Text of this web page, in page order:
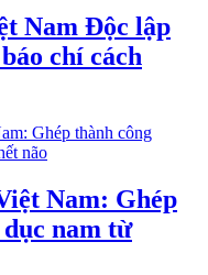
Nam Độc lập
chí cách
Nam: Ghép
nam từ